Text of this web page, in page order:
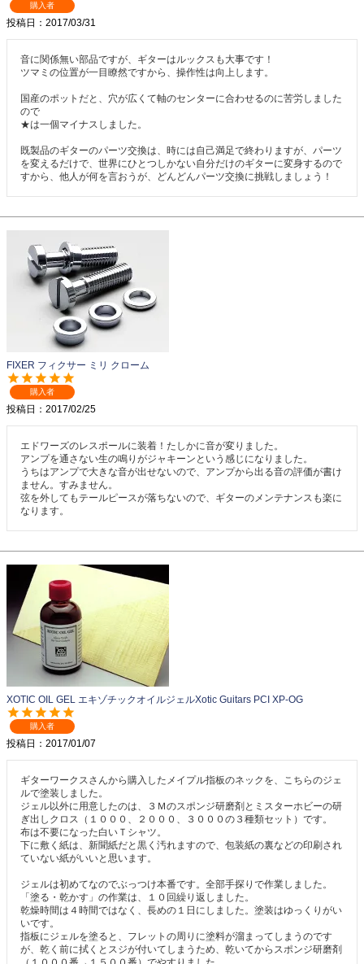
購入者
投稿日 2017/03/31
音に関係無い部品ですが、ギターはルックスも大事です！
ツマミの位置が一目瞭然ですから、操作性は向上します。
国産のポットだと、穴が広くて軸のセンターに合わせるのに苦労しました
ので
★は一個マイナスしました。
既製品のギターのパーツ交換は、時には自己満足で終わりますが、パーツ
を変えるだけで、世界にひとつしかない自分だけのギターに変身するので
すから、他人が何を言おうが、どんどんパーツ交換に挑戦しましょう！
FIXER フィクサー ミリ クローム
購入者
投稿日 2017/02/25
エドワーズのレスポールに装着！たしかに音が変りました。
アンプを通さない生の鳴りがジャキーンという感じになりました。
うちはアンプで大きな音が出せないので、アンプから出る音の評価が書け
ません。すみません。
弦を外してもテールピースが落ちないので、ギターのメンテナンスも楽に
なります。
XOTIC OIL GEL エキゾチックオイルジェルXotic Guitars PCI XP-OG
購入者
投稿日 2017/01/07
ギターワークスさんから購入したメイプル指板のネックを、こちらのジェ
ルで塗装しました。
ジェル以外に用意したのは、３Ｍのスポンジ研磨剤とミスターホビーの研
ぎ出しクロス（１０００、２０００、３０００の３種類セット）です。
布は不要になった白いＴシャツ。
下に敷く紙は、新聞紙だと黒く汚れますので、包装紙の裏などの印刷され
ていない紙がいいと思います。
ジェルは初めてなのでぶっつけ本番です。全部手探りで作業しました。
「塗る・乾かす」の作業は、１０回繰り返しました。
乾燥時間は４時間ではなく、長めの１日にしました。塗装はゆっくりがい
いです。
指板にジェルを塗ると、フレットの周りに塗料が溜まってしまうのです
が、乾く前に拭くとスジが付いてしまうため、乾いてからスポンジ研磨剤